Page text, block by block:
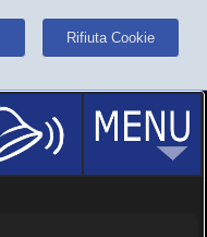
Rifiuta Cookie